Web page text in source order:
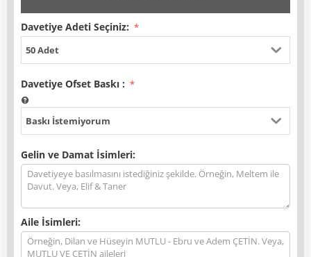
Davetiye Adeti Seçiniz:
50 Adet
Davetiye Ofset Baskı :
Baskı İstemiyorum
Gelin ve Damat İsimleri:
Aile İsimleri: